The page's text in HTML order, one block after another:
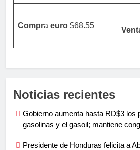
Compra euro $68.55
Noticias recientes
Gobierno aumenta hasta RD$3 los
gasolinas y el gasoil; mantiene
Presidente de Honduras felicita a